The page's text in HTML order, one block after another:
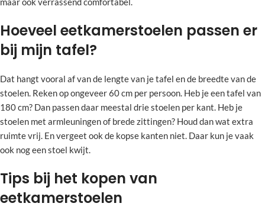
Hoeveel eetkamerstoelen passen er
bij mijn tafel?
Dat hangt vooral af van de lengte van je tafel en de breedte van de
stoelen. Reken op ongeveer 60 cm per persoon. Heb je een tafel van
180 cm? Dan passen daar meestal drie stoelen per kant. Heb je
stoelen met armleuningen of brede zittingen? Houd dan wat extra
ruimte vrij. En vergeet ook de kopse kanten niet. Daar kun je vaak
ook nog een stoel kwijt.
Tips bij het kopen van
eetkamerstoelen